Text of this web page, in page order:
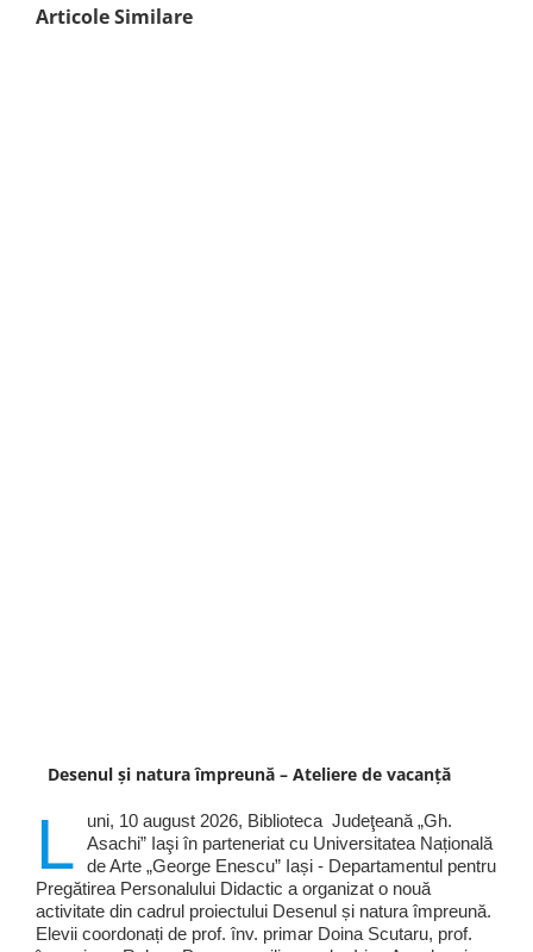
Articole Similare
Desenul și natura împreună – Ateliere de vacanță
L
uni, 10 august 2026, Biblioteca Judeţeană „Gh.
Asachi” Iaşi în parteneriat cu Universitatea Națională
de Arte „George Enescu” Iași - Departamentul pentru
Pregătirea Personalului Didactic a organizat o nouă
activitate din cadrul proiectului Desenul și natura împreună.
Elevii coordonați de prof. înv. primar Doina Scutaru, prof.